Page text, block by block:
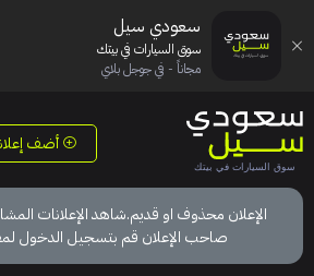
أضف
الإعلان محذوف او قديم.شاهد الإعلانات
صاحب الإعلان قم بتسجيل الدخول
سعودي سيل
سوق السيارات في بيتك
مجاناً - في جوجل بلاي